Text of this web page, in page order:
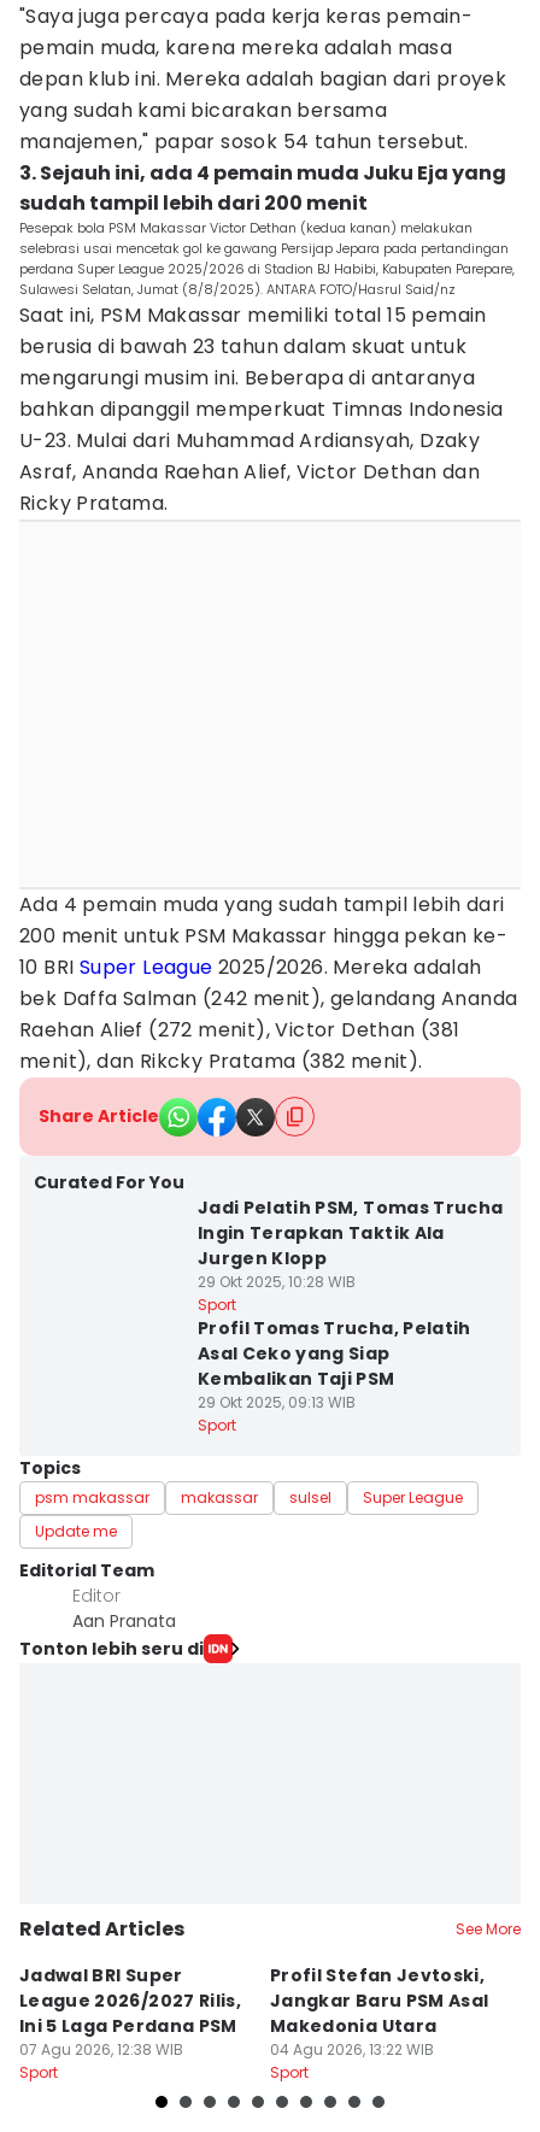
"Saya juga percaya pada kerja keras pemain-
pemain muda, karena mereka adalah masa
depan klub ini. Mereka adalah bagian dari proyek
yang sudah kami bicarakan bersama
manajemen," papar sosok 54 tahun tersebut.
3. Sejauh ini, ada 4 pemain muda Juku Eja yang
sudah tampil lebih dari 200 menit
Pesepak bola PSM Makassar Victor Dethan (kedua kanan) melakukan
selebrasi usai mencetak gol ke gawang Persijap Jepara pada pertandingan
perdana Super League 2025/2026 di Stadion BJ Habibi, Kabupaten Parepare,
Sulawesi Selatan, Jumat (8/8/2025). ANTARA FOTO/Hasrul Said/nz
Saat ini, PSM Makassar memiliki total 15 pemain
berusia di bawah 23 tahun dalam skuat untuk
mengarungi musim ini. Beberapa di antaranya
bahkan dipanggil memperkuat Timnas Indonesia
U-23. Mulai dari Muhammad Ardiansyah, Dzaky
Asraf, Ananda Raehan Alief, Victor Dethan dan
Ricky Pratama.
Ada 4 pemain muda yang sudah tampil lebih dari
200 menit untuk PSM Makassar hingga pekan ke-
10 BRI Super League 2025/2026. Mereka adalah
bek Daffa Salman (242 menit), gelandang Ananda
Raehan Alief (272 menit), Victor Dethan (381
menit), dan Rikcky Pratama (382 menit).
Share Article
Curated For You
Jadi Pelatih PSM, Tomas Trucha
Ingin Terapkan Taktik Ala
Jurgen Klopp
29 Okt 2025, 10:28 WIB
Sport
Profil Tomas Trucha, Pelatih
Asal Ceko yang Siap
Kembalikan Taji PSM
29 Okt 2025, 09:13 WIB
Sport
Topics
psm makassar makassar sulsel
Super League
Update me
Editorial Team
Editor
Aan Pranata
Tonton lebih seru di
Related Articles See More
Jadwal BRI Super
League 2026/2027 Rilis,
Ini 5 Laga Perdana PSM
07 Agu 2026, 12:38 WIB
Sport
Profil Stefan Jevtoski,
Jangkar Baru PSM Asal
Makedonia Utara
04 Agu 2026, 13:22 WIB
Sport